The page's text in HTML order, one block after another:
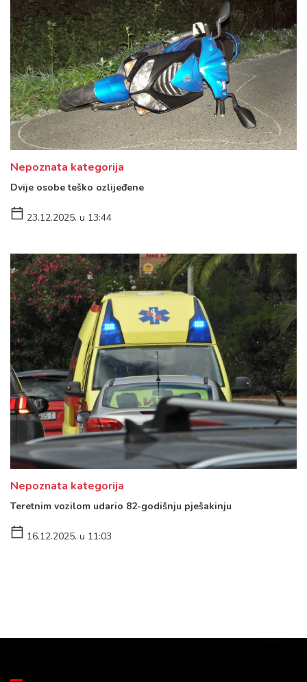
Nepoznata kategorija
Dvije osobe teško ozlijeđene
23.12.2025. u 13:44
Nepoznata kategorija
Teretnim vozilom udario 82-godišnju pješakinju
16.12.2025. u 11:03